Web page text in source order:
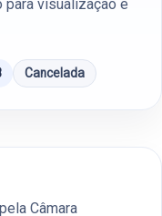
visualização e
Cancelada
Câmara